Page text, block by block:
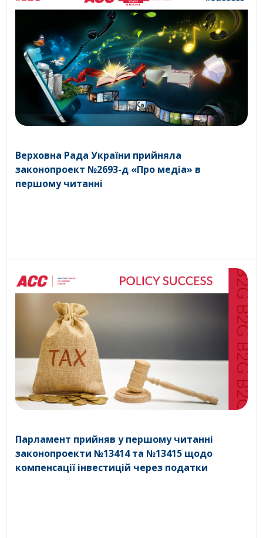
Верховна Рада України прийняла
законопроект №2693-д «Про медіа» в
першому читанні
Парламент прийняв у першому читанні
законопроекти №13414 та №13415 щодо
компенсації інвестицій через податки